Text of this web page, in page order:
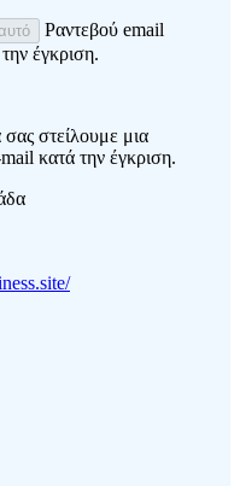
Ραντεβού email
έγκριση.
στείλουμε μια
κατά την έγκριση.